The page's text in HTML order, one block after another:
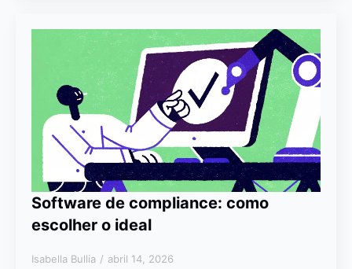
Software de compliance: como
escolher o ideal
Isabella Bullia abril 14, 2026